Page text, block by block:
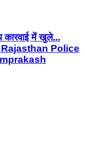
कारवाई में खुले...
Rajasthan Police